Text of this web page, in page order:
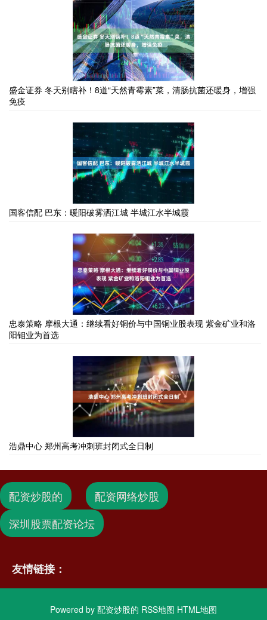
盛金证券 冬天别瞎补！8道“天然青霉素”菜，清肠抗菌还暖身，增强
免疫
国客信配 巴东：暖阳破雾洒江城 半城江水半城霞
忠泰策略 摩根大通：继续看好铜价与中国铜业股表现 紫金矿业和洛
阳钼业为首选
浩鼎中心 郑州高考冲刺班封闭式全日制
配资炒股的
配资网络炒股
深圳股票配资论坛
友情链接：
Powered by 配资炒股的 RSS地图 HTML地图